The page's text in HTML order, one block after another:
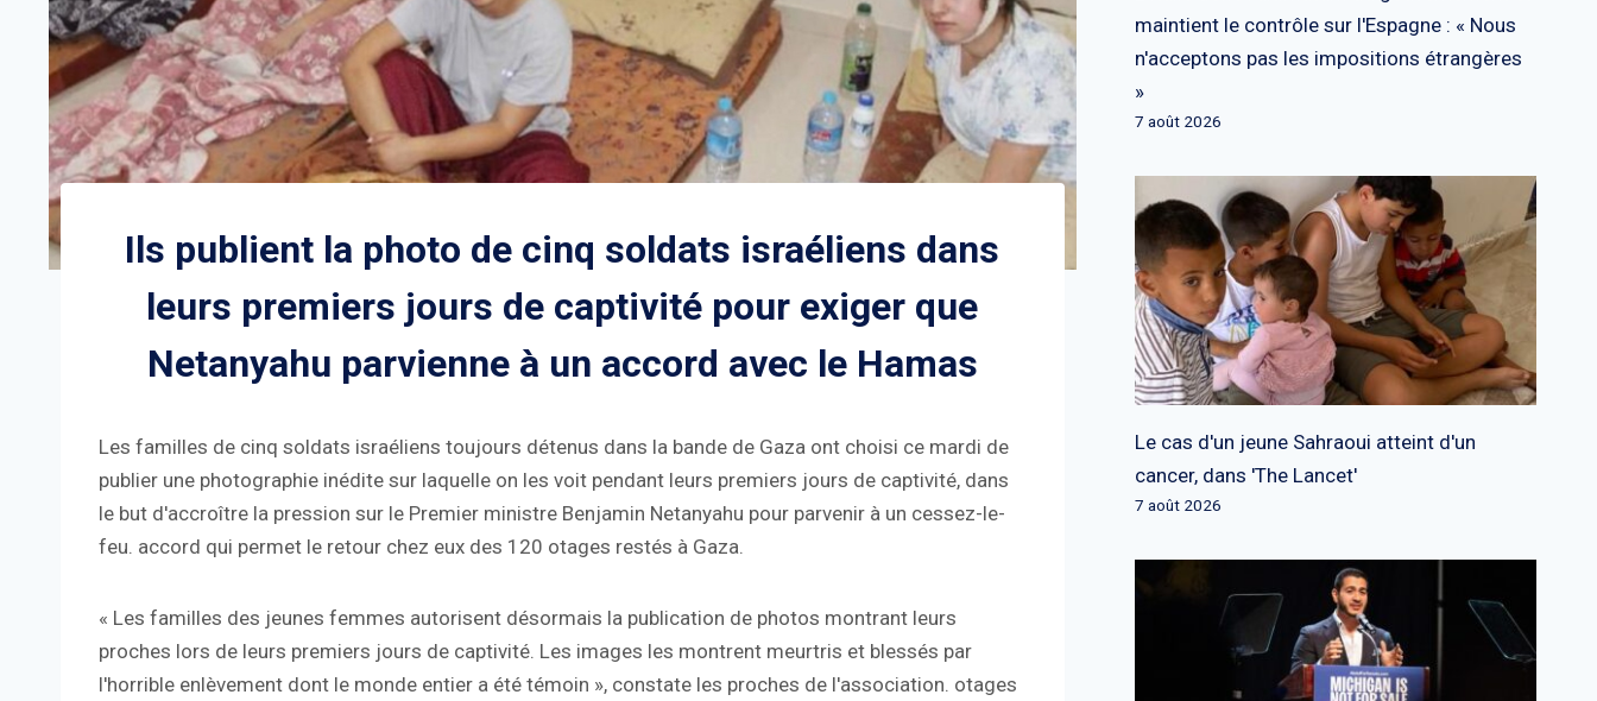
Ils publient la photo de cinq soldats israéliens dans
leurs premiers jours de captivité pour exiger que
Netanyahu parvienne à un accord avec le Hamas
Les familles de cinq soldats israéliens toujours détenus dans la bande de Gaza ont choisi ce mardi de
publier une photographie inédite sur laquelle on les voit pendant leurs premiers jours de captivité, dans
le but d'accroître la pression sur le Premier ministre Benjamin Netanyahu pour parvenir à un cessez-le-
feu. accord qui permet le retour chez eux des 120 otages restés à Gaza.
« Les familles des jeunes femmes autorisent désormais la publication de photos montrant leurs
proches lors de leurs premiers jours de captivité. Les images les montrent meurtris et blessés par
l'horrible enlèvement dont le monde entier a été témoin », constate les proches de l'association. otages
maintient le contrôle sur l'Espagne : « Nous
n'acceptons pas les impositions étrangères
»
7 août 2026
Le cas d'un jeune Sahraoui atteint d'un
cancer, dans 'The Lancet'
7 août 2026